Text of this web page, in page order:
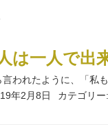
は一人で出
言われたように、「私
年2月8日
カテゴリー: